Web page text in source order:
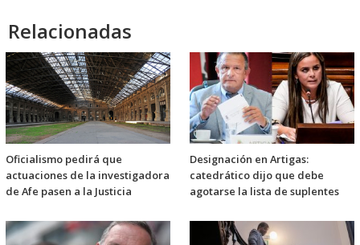
Relacionadas
Oficialismo pedirá que
actuaciones de la investigadora
de Afe pasen a la Justicia
Designación en Artigas:
catedrático dijo que debe
agotarse la lista de suplentes